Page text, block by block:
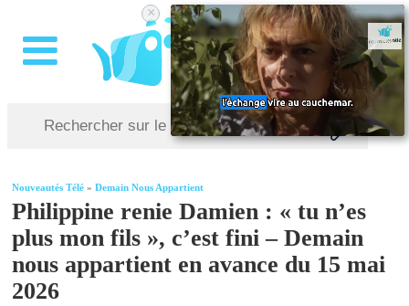
Nouveautés Télé »Demain Nous Appartient
Philippine renie Damien : « tu n’es
plus mon fils », c’est fini – Demain
nous appartient en avance du 15 mai
2026
×